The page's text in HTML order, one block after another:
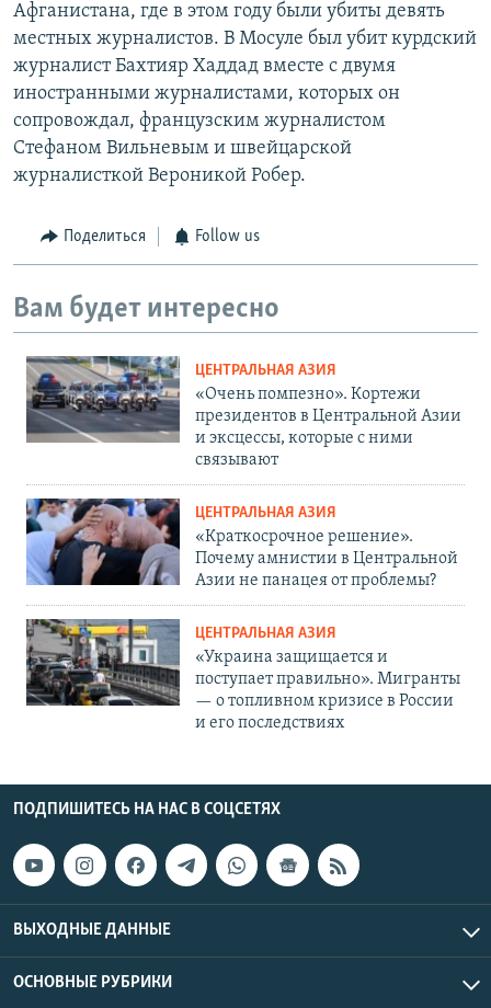
Афганистана, где в этом году были убиты девять
местных журналистов. В Мосуле был убит курдский
журналист Бахтияр Хаддад вместе с двумя
иностранными журналистами, которых он
сопровождал, французским журналистом
Стефаном Вильневым и швейцарской
журналисткой Вероникой Робер.
Поделиться Follow us
Вам будет интересно
ЦЕНТРАЛЬНАЯ АЗИЯ
«Очень помпезно». Кортежи
президентов в Центральной Азии
и эксцессы, которые с ними
связывают
ЦЕНТРАЛЬНАЯ АЗИЯ
«Краткосрочное решение».
Почему амнистии в Центральной
Азии не панацея от проблемы?
ЦЕНТРАЛЬНАЯ АЗИЯ
«Украина защищается и
поступает правильно». Мигранты
— о топливном кризисе в России
и его последствиях
ПОДПИШИТЕСЬ НА НАС В СОЦСЕТЯХ
ВЫХОДНЫЕ ДАННЫЕ
ОСНОВНЫЕ РУБРИКИ